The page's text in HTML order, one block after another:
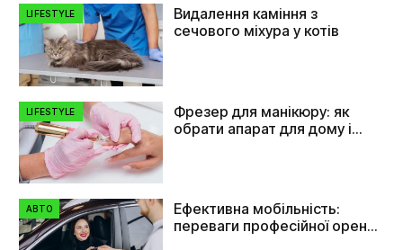
LIFESTYLE
Видалення каміння з
сечового міхура у котів
LIFESTYLE
Фрезер для манікюру: як
обрати апарат для дому і
АВТО
Ефективна мобільність:
переваги професійної оренди